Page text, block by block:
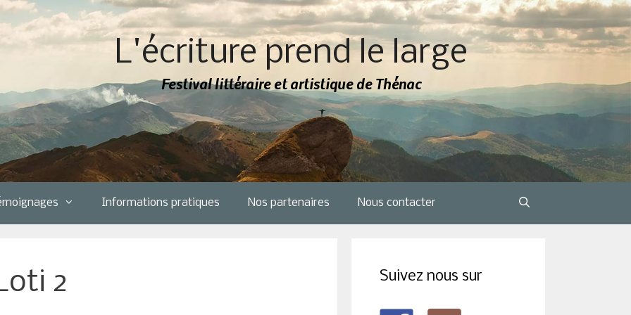
L'écriture prend le large
Festival littéraire et artistique de Thénac
Informations pratiques Nos partenaires Nous contacter
2 Suivez nous sur